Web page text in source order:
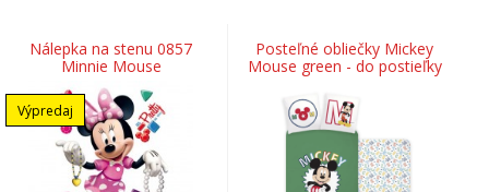
Nálepka na stenu 0857
Minnie Mouse
Výpredaj
Posteľné obliečky Mickey
Mouse green - do postieľky